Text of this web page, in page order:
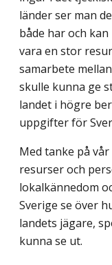
länder ser man
både har och
vara en stor
samarbete
skulle kunna ge
landet i högre
uppgifter för
Med tanke på
resurser och
lokalkännedom
Sverige se över
landets jägare,
kunna se ut.